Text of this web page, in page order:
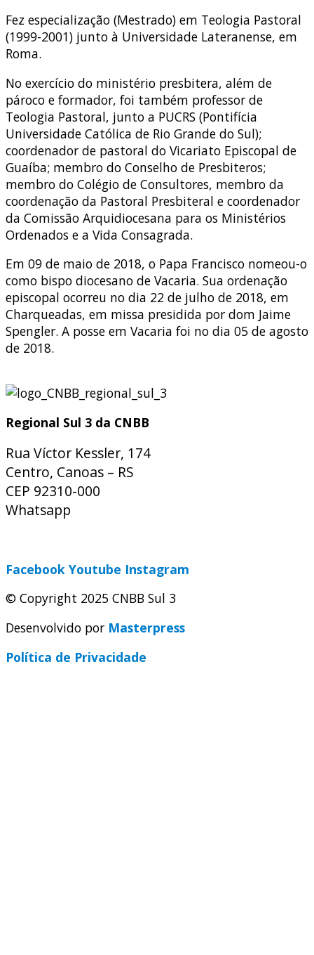
Fez especialização (Mestrado) em Teologia Pastoral
(1999-2001) junto à Universidade Lateranense, em
Roma.
No exercício do ministério presbitera, além de
pároco e formador, foi também professor de
Teologia Pastoral, junto a PUCRS (Pontifícia
Universidade Católica de Rio Grande do Sul);
coordenador de pastoral do Vicariato Episcopal de
Guaíba; membro do Conselho de Presbiteros;
membro do Colégio de Consultores, membro da
coordenação da Pastoral Presbiteral e coordenador
da Comissão Arquidiocesana para os Ministérios
Ordenados e a Vida Consagrada.
Em 09 de maio de 2018, o Papa Francisco nomeou-o
como bispo diocesano de Vacaria. Sua ordenação
episcopal ocorreu no dia 22 de julho de 2018, em
Charqueadas, em missa presidida por dom Jaime
Spengler. A posse em Vacaria foi no dia 05 de agosto
de 2018.
Regional Sul 3 da CNBB
Rua Víctor Kessler, 174
Centro, Canoas – RS
CEP 92310-000
Whatsapp
Facebook Youtube Instagram
© Copyright 2025 CNBB Sul 3
Desenvolvido por Masterpress
Política de Privacidade